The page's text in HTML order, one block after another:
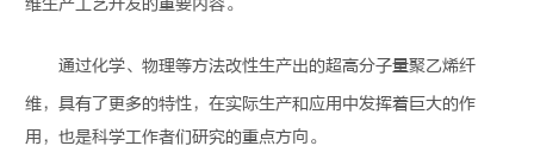
维生产工艺开发的重要内容。
通过化学、物理等方法改性生产出的超高分子量聚乙烯纤
维，具有了更多的特性，在实际生产和应用中发挥着巨大的作
用，也是科学工作者们研究的重点方向。